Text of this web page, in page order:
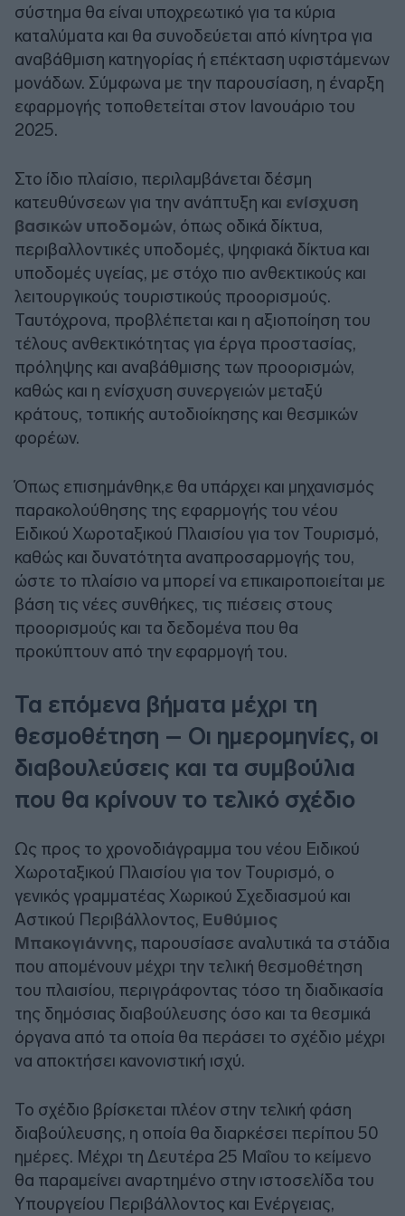
σύστημα θα είναι υποχρεωτικό για τα κύρια
καταλύματα και θα συνοδεύεται από κίνητρα για
αναβάθμιση κατηγορίας ή επέκταση υφιστάμενων
μονάδων. Σύμφωνα με την παρουσίαση, η έναρξη
εφαρμογής τοποθετείται στον Ιανουάριο του
2025.
Στο ίδιο πλαίσιο, περιλαμβάνεται δέσμη
κατευθύνσεων για την ανάπτυξη και ενίσχυση
βασικών υποδομών, όπως οδικά δίκτυα,
περιβαλλοντικές υποδομές, ψηφιακά δίκτυα και
υποδομές υγείας, με στόχο πιο ανθεκτικούς και
λειτουργικούς τουριστικούς προορισμούς.
Ταυτόχρονα, προβλέπεται και η αξιοποίηση του
τέλους ανθεκτικότητας για έργα προστασίας,
πρόληψης και αναβάθμισης των προορισμών,
καθώς και η ενίσχυση συνεργειών μεταξύ
κράτους, τοπικής αυτοδιοίκησης και θεσμικών
φορέων.
Όπως επισημάνθηκ,ε θα υπάρχει και μηχανισμός
παρακολούθησης της εφαρμογής του νέου
Ειδικού Χωροταξικού Πλαισίου για τον Τουρισμό,
καθώς και δυνατότητα αναπροσαρμογής του,
ώστε το πλαίσιο να μπορεί να επικαιροποιείται με
βάση τις νέες συνθήκες, τις πιέσεις στους
προορισμούς και τα δεδομένα που θα
προκύπτουν από την εφαρμογή του.
Τα επόμενα βήματα μέχρι τη
θεσμοθέτηση – Οι ημερομηνίες, οι
διαβουλεύσεις και τα συμβούλια
που θα κρίνουν το τελικό σχέδιο
Ως προς το χρονοδιάγραμμα του νέου Ειδικού
Χωροταξικού Πλαισίου για τον Τουρισμό, ο
γενικός γραμματέας Χωρικού Σχεδιασμού και
Αστικού Περιβάλλοντος, Ευθύμιος
Μπακογιάννης, παρουσίασε αναλυτικά τα στάδια
που απομένουν μέχρι την τελική θεσμοθέτηση
του πλαισίου, περιγράφοντας τόσο τη διαδικασία
της δημόσιας διαβούλευσης όσο και τα θεσμικά
όργανα από τα οποία θα περάσει το σχέδιο μέχρι
να αποκτήσει κανονιστική ισχύ.
Το σχέδιο βρίσκεται πλέον στην τελική φάση
διαβούλευσης, η οποία θα διαρκέσει περίπου 50
ημέρες. Μέχρι τη Δευτέρα 25 Μαΐου το κείμενο
θα παραμείνει αναρτημένο στην ιστοσελίδα του
Υπουργείου Περιβάλλοντος και Ενέργειας,